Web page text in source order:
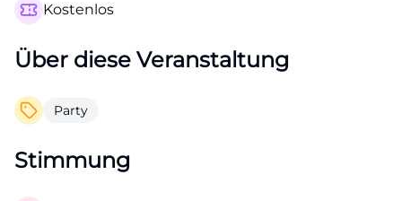
Kostenlos
Über diese Veranstaltung
Party
Stimmung